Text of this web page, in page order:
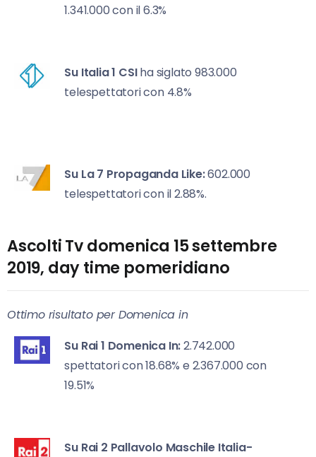
1.341.000 con il 6.3%
Su Italia 1 CSIha siglato 983.000
telespettatori con 4.8%
Su La 7 Propaganda Like:602.000
telespettatori con il 2.88%.
Ascolti Tv domenica 15 settembre
2019, day time pomeridiano
Ottimo risultato per Domenica in
Su Rai 1 Domenica In:2.742.000
spettatori con 18.68% e 2.367.000 con
19.51%
Su Rai 2 Pallavolo Maschile Italia-